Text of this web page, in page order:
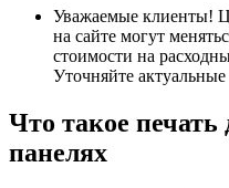
Уважаемые клиенты!
на сайте могут
стоимости на
Уточняйте
Что такое печать
панелях